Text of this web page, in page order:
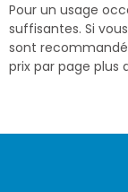
Pour un usage
suffisantes. Si
sont
prix par page plus